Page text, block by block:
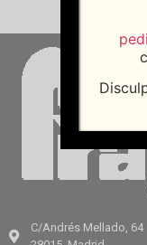
C/Andrés Mellado, 64